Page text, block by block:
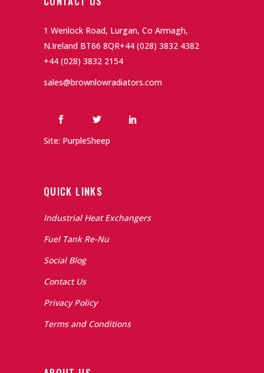
1 Wenlock Road, Lurgan, Co Armagh,
N.Ireland BT66 8QR+44 (028) 3832 4382
+44 (028) 3832 2154
sales@brownlowradiators.com
Site: PurpleSheep
QUICK LINKS
Industrial Heat Exchangers
Fuel Tank Re-Nu
Social Blog
Contact Us
Privacy Policy
Terms and Conditions